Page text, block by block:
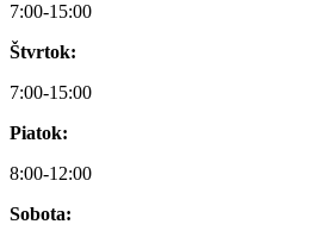
7:00-15:00
Štvrtok:
7:00-15:00
Piatok:
8:00-12:00
Sobota: